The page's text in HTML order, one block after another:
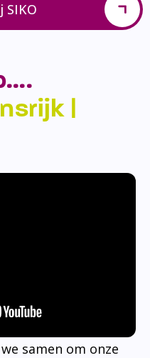
SIKO
|
samen om onze